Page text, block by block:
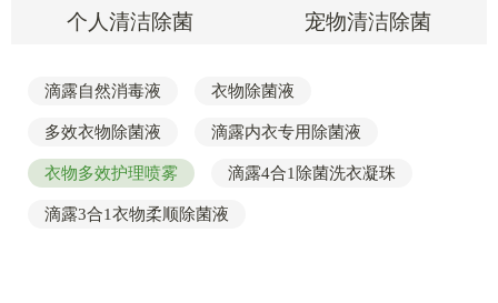
我要购买
个人清洁除菌 宠物清洁除菌
滴露自然消毒液 衣物除菌液
多效衣物除菌液 滴露内衣专用除菌液
衣物多效护理喷雾 滴露4合1除菌洗衣凝珠
滴露3合1衣物柔顺除菌液